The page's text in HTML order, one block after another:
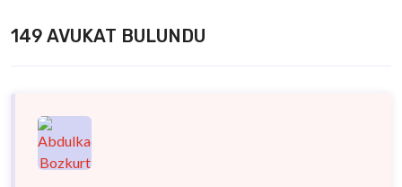
149 AVUKAT BULUNDU